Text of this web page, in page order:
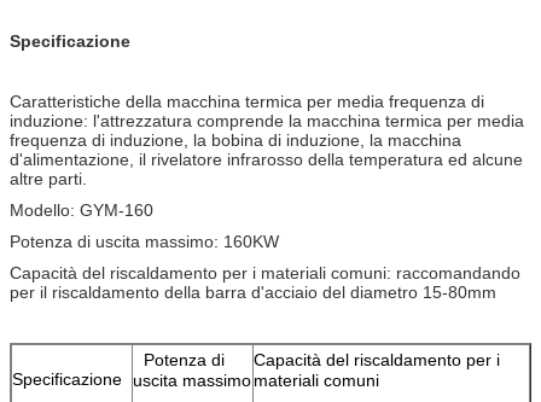
Specificazione
Caratteristiche della macchina termica per media frequenza di
induzione: l'attrezzatura comprende la macchina termica per media
frequenza di induzione, la bobina di induzione, la macchina
d'alimentazione, il rivelatore infrarosso della temperatura ed alcune
altre parti.
Modello: GYM-160
Potenza di uscita massimo: 160KW
Capacità del riscaldamento per i materiali comuni: raccomandando
per il riscaldamento della barra d'acciaio del diametro 15-80mm
Specificazione
Potenza di
uscita massimo
Capacità del riscaldamento per i
materiali comuni